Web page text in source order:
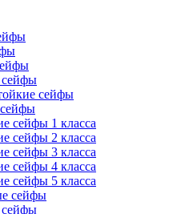
сейфы
сейфы
сейфы 1 класса
сейфы 2 класса
сейфы 3 класса
сейфы 4 класса
сейфы 5 класса
сейфы
сейфы